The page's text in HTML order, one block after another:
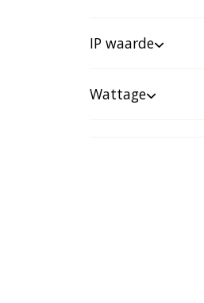
IP waarde
Wattage